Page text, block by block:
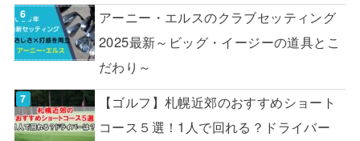
アーニー・エルスのクラブセッティング
2025最新～ビッグ・イージーの道具とこ
だわり～
【ゴルフ】札幌近郊のおすすめショート
コース５選！1人で回れる？ドライバー